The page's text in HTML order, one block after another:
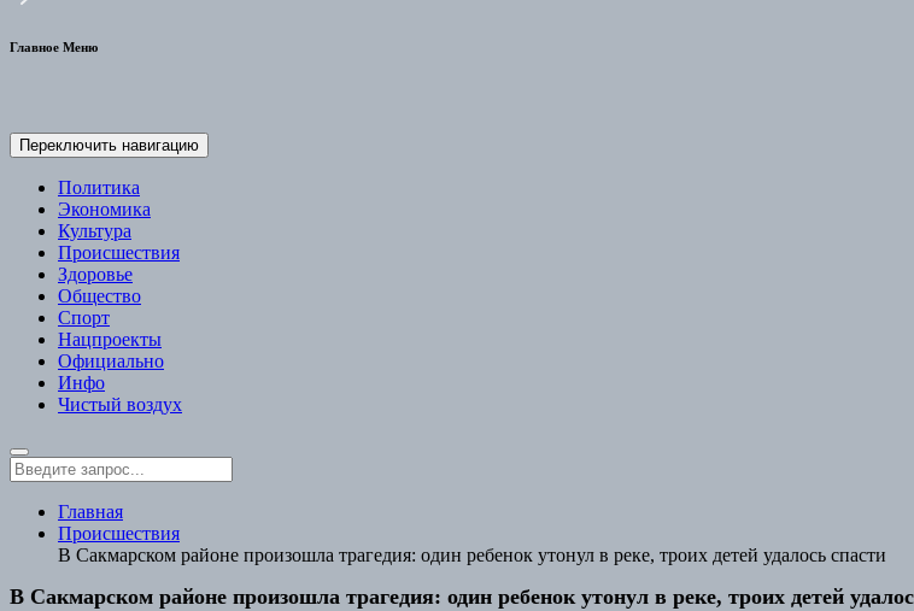
Главное Меню
Переключить навигацию
Политика
Экономика
Культура
Происшествия
Здоровье
Общество
Спорт
Нацпроекты
Официально
Инфо
Чистый воздух
Главная
Происшествия
В Сакмарском районе произошла трагедия: один ребенок утонул в реке, троих детей удалось спасти
В Сакмарском районе произошла трагедия: один ребенок утонул в реке, троих детей